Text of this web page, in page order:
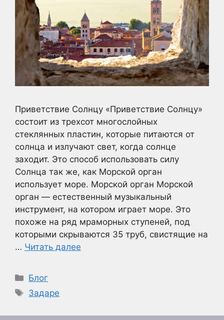
Приветствие Солнцу «Приветствие Солнцу»
состоит из трехсот многослойных
стеклянных пластин, которые питаются от
солнца и излучают свет, когда солнце
заходит. Это способ использовать силу
Солнца так же, как Морской орган
использует море. Морской орган Морской
орган — естественный музыкальный
инструмент, на котором играет море. Это
похоже на ряд мраморных ступеней, под
которыми скрываются 35 труб, свистящие на
… Читать далее
Рубрики
Блог
Метки
Задаре